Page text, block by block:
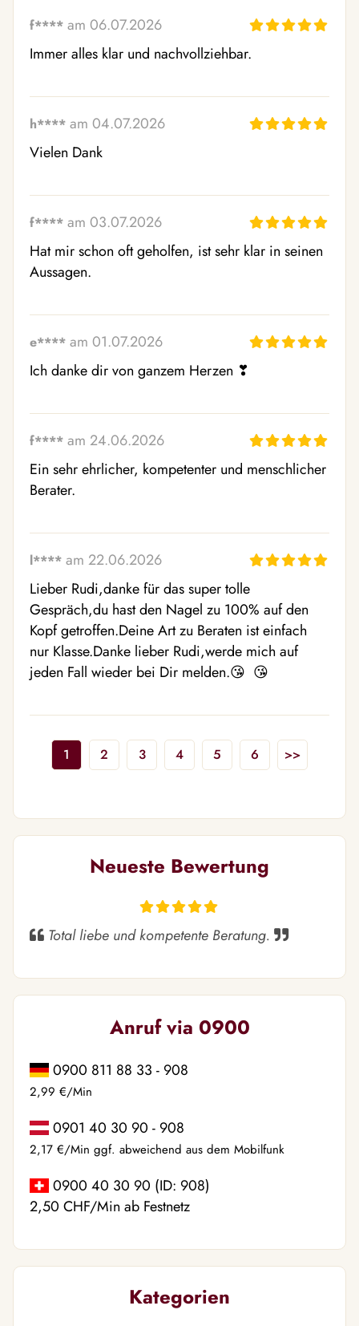
f**** am 06.07.2026
Immer alles klar und nachvollziehbar.
h**** am 04.07.2026
Vielen Dank
f**** am 03.07.2026
Hat mir schon oft geholfen, ist sehr klar in seinen
Aussagen.
e**** am 01.07.2026
Ich danke dir von ganzem Herzen ❣ ️
f**** am 24.06.2026
Ein sehr ehrlicher, kompetenter und menschlicher
Berater.
l**** am 22.06.2026
Lieber Rudi,danke für das super tolle
Gespräch,du hast den Nagel zu 100% auf den
Kopf getroffen.Deine Art zu Beraten ist einfach
nur Klasse.Danke lieber Rudi,werde mich auf
jeden Fall wieder bei Dir melden.😘  😘
1 2 3 4 5 6 >>
Neueste Bewertung
Total liebe und kompetente Beratung.
Anruf via 0900
0900 811 88 33 - 908
2,99 €/Min
0901 40 30 90 - 908
2,17 €/Min ggf. abweichend aus dem Mobilfunk
0900 40 30 90 (ID: 908)
2,50 CHF/Min ab Festnetz
Kategorien